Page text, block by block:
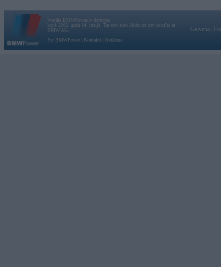
Vortāls BMWPower.lv darbojas
kopš 2002. gada 14. maija. Tas nav auto klubs un nav saistīts ar
BMW AG.
Par BMWPower
Kontakti Reklāma
Galvena